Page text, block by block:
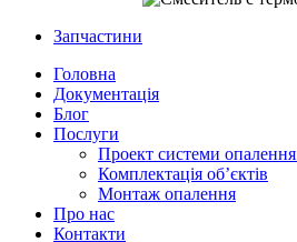
Запчастини
Головна
Документація
Блог
Послуги
Проект системи
Комплектація об’єктів
Монтаж опалення
Про нас
Контакти